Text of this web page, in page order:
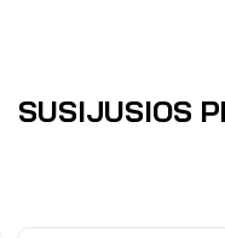
SUSIJUSIOS